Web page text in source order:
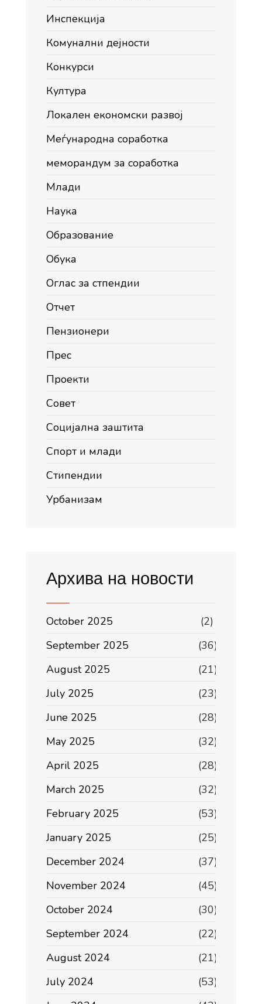
Инспекција
Комунални дејности
Конкурси
Култура
Локален економски развој
Меѓународна соработка
меморандум за соработка
Млади
Наука
Образование
Обука
Оглас за стпендии
Отчет
Пензионери
Прес
Проекти
Совет
Социјална заштита
Спорт и млади
Стипендии
Урбанизам
Архива на новости
October 2025
(2)
September 2025
(36)
August 2025
(21)
July 2025
(23)
June 2025
(28)
May 2025
(32)
April 2025
(28)
March 2025
(32)
February 2025
(53)
January 2025
(25)
December 2024
(37)
November 2024
(45)
October 2024
(30)
September 2024
(22)
August 2024
(21)
July 2024
(53)